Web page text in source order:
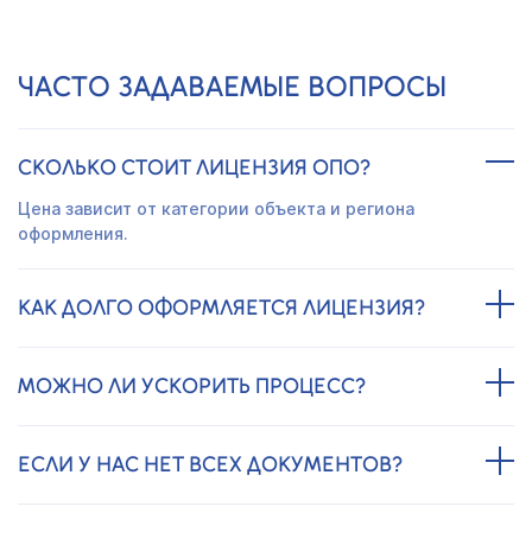
ЧАСТО ЗАДАВАЕМЫЕ ВОПРОСЫ
СКОЛЬКО СТОИТ ЛИЦЕНЗИЯ ОПО?
Цена зависит от категории объекта и региона
оформления.
КАК ДОЛГО ОФОРМЛЯЕТСЯ ЛИЦЕНЗИЯ?
МОЖНО ЛИ УСКОРИТЬ ПРОЦЕСС?
ЕСЛИ У НАС НЕТ ВСЕХ ДОКУМЕНТОВ?